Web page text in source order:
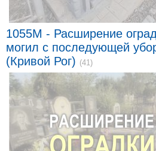
1055M - Расширение
могил с последующей
(Кривой Рог) (41)